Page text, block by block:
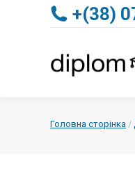
+(38)
Головна сторінка /